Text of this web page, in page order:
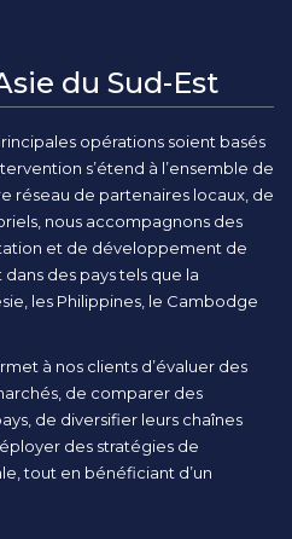
du Sud-Est
opérations soient basés
s’étend à l’ensemble de
réseau de partenaires locaux, de
nous accompagnons des
et de développement de
des pays tels que la
les Philippines, le Cambodge
à nos clients d’évaluer des
de comparer des
de diversifier leurs chaînes
des stratégies de
tout en bénéficiant d’un